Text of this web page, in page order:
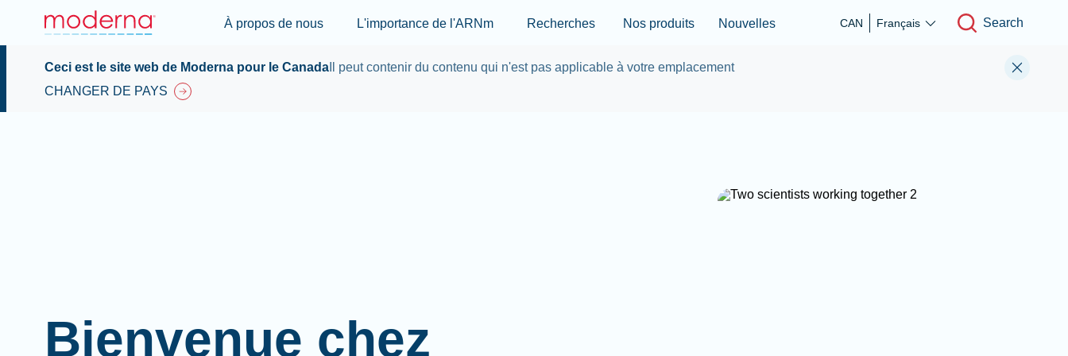
Skip to main content
À propos de nous L'importance de l'ARNm Recherches Nos produits Nouvelles CAN Français Search
Ceci est le site web de Moderna pour le Canada Il peut contenir du contenu qui n'est pas applicable à votre emplacement
CHANGER DE PAYS
Bienvenue chez